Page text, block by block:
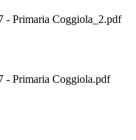
- Primaria Coggiola_2.pdf
- Primaria Coggiola.pdf